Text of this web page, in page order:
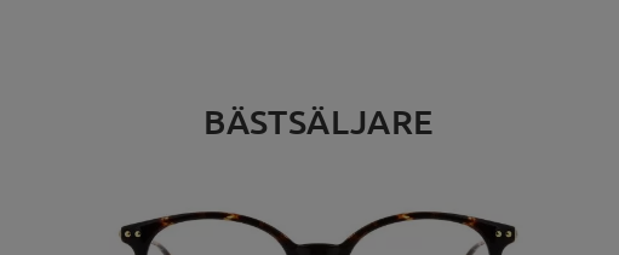
BÄSTSÄLJARE